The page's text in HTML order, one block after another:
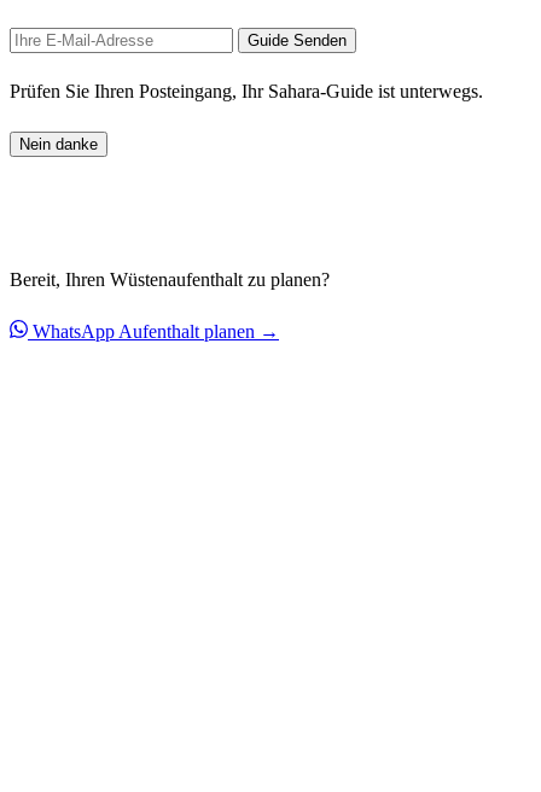
Guide Senden
Prüfen Sie Ihren Posteingang, Ihr Sahara-Guide ist unterwegs.
Nein danke
Bereit, Ihren Wüstenaufenthalt zu planen?
WhatsApp Aufenthalt planen →